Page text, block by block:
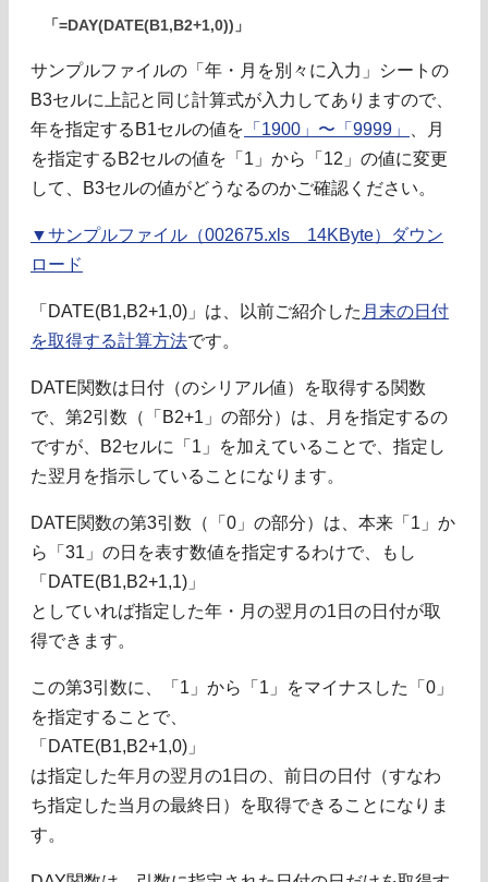
「=DAY(DATE(B1,B2+1,0))」
サンプルファイルの「年・月を別々に入力」シートの
B3セルに上記と同じ計算式が入力してありますので、
年を指定するB1セルの値を 「1900」〜「9999」
、月
を指定するB2セルの値を「1」から「12」の値に変更
して、B3セルの値がどうなるのかご確認ください。
▼サンプルファイル（002675.xls 14KByte）ダウン
ロード
「DATE(B1,B2+1,0)」は、以前ご紹介した 月末の日付
を取得する計算方法です。
DATE関数は日付（のシリアル値）を取得する関数
で、第2引数（「B2+1」の部分）は、月を指定するの
ですが、B2セルに「1」を加えていることで、指定し
た翌月を指示していることになります。
DATE関数の第3引数（「0」の部分）は、本来「1」か
ら「31」の日を表す数値を指定するわけで、もし
「DATE(B1,B2+1,1)」
としていれば指定した年・月の翌月の1日の日付が取
得できます。
この第3引数に、「1」から「1」をマイナスした「0」
を指定することで、
「DATE(B1,B2+1,0)」
は指定した年月の翌月の1日の、前日の日付（すなわ
ち指定した当月の最終日）を取得できることになりま
す。